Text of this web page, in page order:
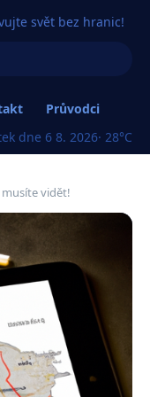
svět bez hranic!
Průvodci
dne 6 8. 2026· 28°C
vidět!